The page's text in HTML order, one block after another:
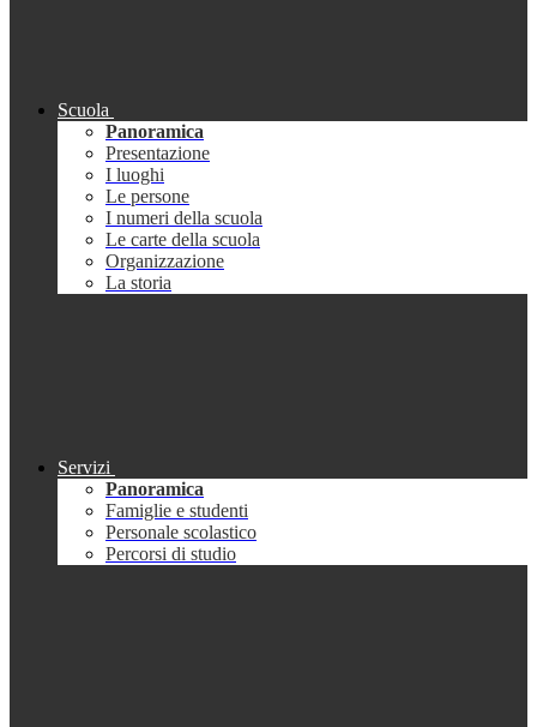
Scuola
Panoramica
Presentazione
I luoghi
Le persone
I numeri della scuola
Le carte della scuola
Organizzazione
La storia
Servizi
Panoramica
Famiglie e studenti
Personale scolastico
Percorsi di studio